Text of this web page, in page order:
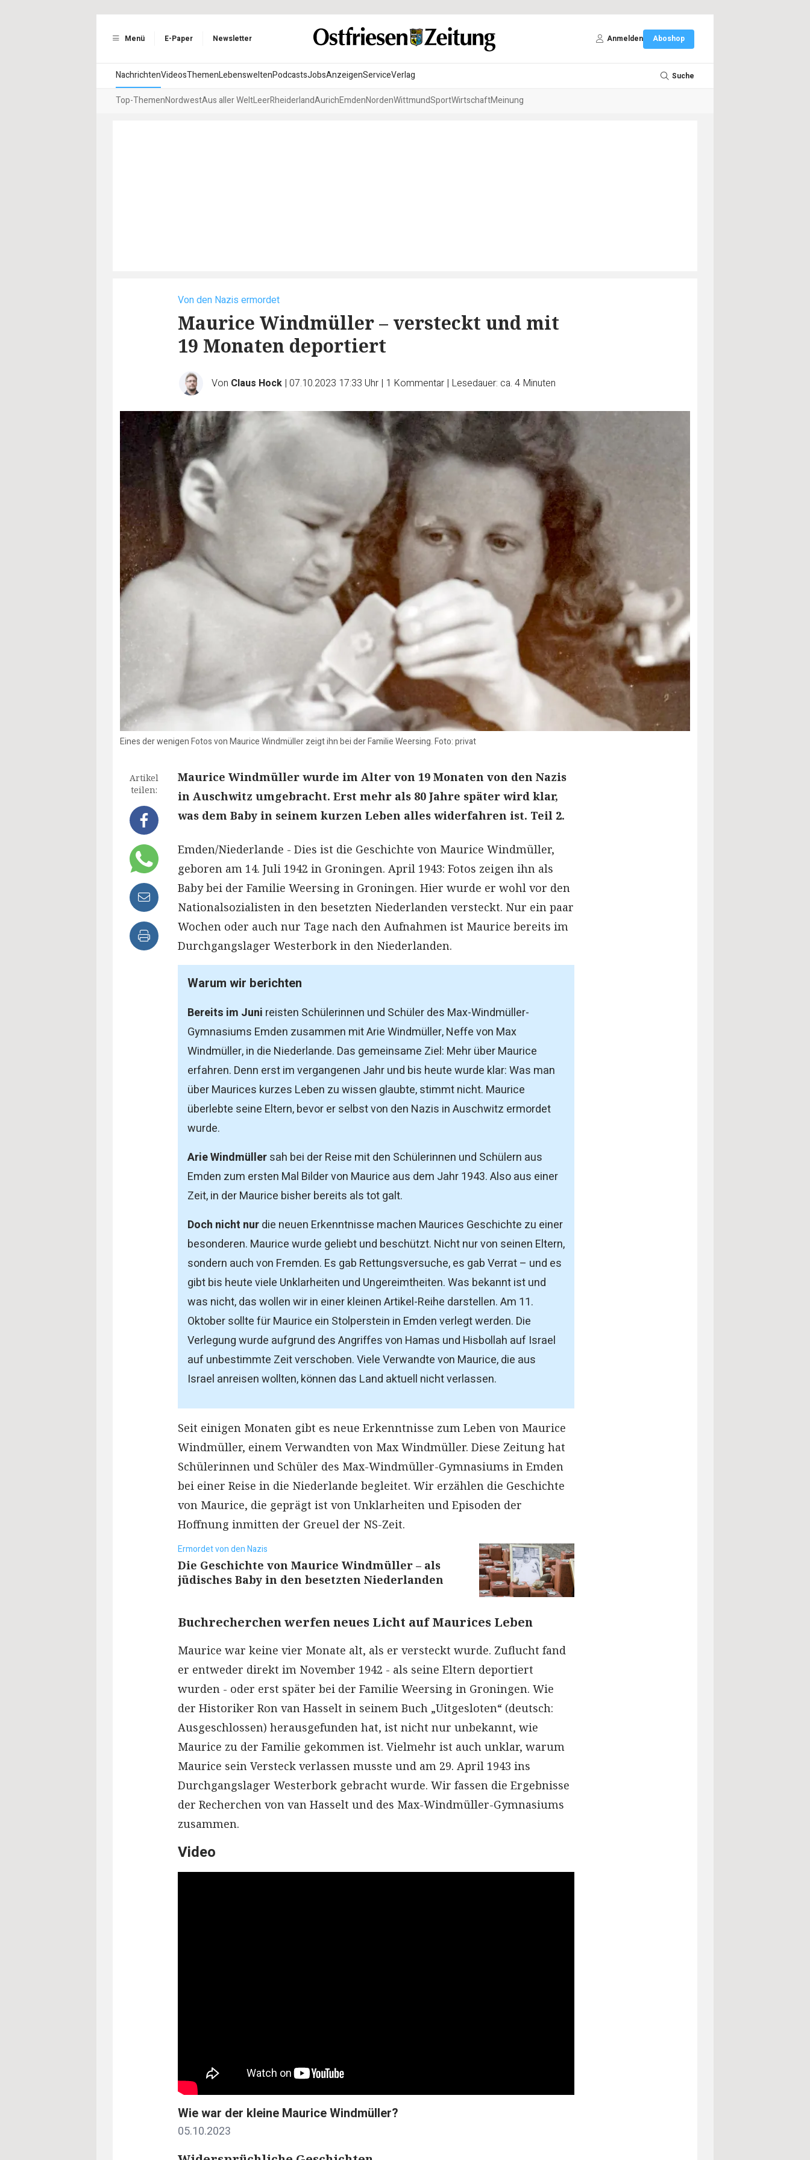
Menü E-Paper Newsletter Anmelden Aboshop
NachrichtenVideosThemenLebensweltenPodcastsJobsAnzeigenServiceVerlag Suche
Top-ThemenNordwestAus aller WeltLeerRheiderlandAurichEmdenNordenWittmundSportWirtschaftMeinung
Von den Nazis ermordet
Maurice Windmüller – versteckt und mit
19 Monaten deportiert
Von Claus Hock | 07.10.2023 17:33 Uhr | 1 Kommentar | Lesedauer: ca. 4 Minuten
Eines der wenigen Fotos von Maurice Windmüller zeigt ihn bei der Familie Weersing. Foto: privat
Artikel
teilen:
Maurice Windmüller wurde im Alter von 19 Monaten von den Nazis
in Auschwitz umgebracht. Erst mehr als 80 Jahre später wird klar,
was dem Baby in seinem kurzen Leben alles widerfahren ist. Teil 2.
Emden/Niederlande - Dies ist die Geschichte von Maurice Windmüller,
geboren am 14. Juli 1942 in Groningen. April 1943: Fotos zeigen ihn als
Baby bei der Familie Weersing in Groningen. Hier wurde er wohl vor den
Nationalsozialisten in den besetzten Niederlanden versteckt. Nur ein paar
Wochen oder auch nur Tage nach den Aufnahmen ist Maurice bereits im
Durchgangslager Westerbork in den Niederlanden.
Warum wir berichten
Bereits im Juni reisten Schülerinnen und Schüler des Max-Windmüller-
Gymnasiums Emden zusammen mit Arie Windmüller, Neffe von Max
Windmüller, in die Niederlande. Das gemeinsame Ziel: Mehr über Maurice
erfahren. Denn erst im vergangenen Jahr und bis heute wurde klar: Was man
über Maurices kurzes Leben zu wissen glaubte, stimmt nicht. Maurice
überlebte seine Eltern, bevor er selbst von den Nazis in Auschwitz ermordet
wurde.
Arie Windmüllersah bei der Reise mit den Schülerinnen und Schülern aus
Emden zum ersten Mal Bilder von Maurice aus dem Jahr 1943. Also aus einer
Zeit, in der Maurice bisher bereits als tot galt.
Doch nicht nurdie neuen Erkenntnisse machen Maurices Geschichte zu einer
besonderen. Maurice wurde geliebt und beschützt. Nicht nur von seinen Eltern,
sondern auch von Fremden. Es gab Rettungsversuche, es gab Verrat – und es
gibt bis heute viele Unklarheiten und Ungereimtheiten. Was bekannt ist und
was nicht, das wollen wir in einer kleinen Artikel-Reihe darstellen. Am 11.
Oktober sollte für Maurice ein Stolperstein in Emden verlegt werden. Die
Verlegung wurde aufgrund des Angriffes von Hamas und Hisbollah auf Israel
auf unbestimmte Zeit verschoben. Viele Verwandte von Maurice, die aus
Israel anreisen wollten, können das Land aktuell nicht verlassen.
Seit einigen Monaten gibt es neue Erkenntnisse zum Leben von Maurice
Windmüller, einem Verwandten von Max Windmüller. Diese Zeitung hat
Schülerinnen und Schüler des Max-Windmüller-Gymnasiums in Emden
bei einer Reise in die Niederlande begleitet. Wir erzählen die Geschichte
von Maurice, die geprägt ist von Unklarheiten und Episoden der
Hoffnung inmitten der Greuel der NS-Zeit.
Ermordet von den Nazis
Die Geschichte von Maurice Windmüller – als
jüdisches Baby in den besetzten Niederlanden
Buchrecherchen werfen neues Licht auf Maurices Leben
Maurice war keine vier Monate alt, als er versteckt wurde. Zuflucht fand
er entweder direkt im November 1942 - als seine Eltern deportiert
wurden - oder erst später bei der Familie Weersing in Groningen. Wie
der Historiker Ron van Hasselt in seinem Buch „Uitgesloten“ (deutsch:
Ausgeschlossen) herausgefunden hat, ist nicht nur unbekannt, wie
Maurice zu der Familie gekommen ist. Vielmehr ist auch unklar, warum
Maurice sein Versteck verlassen musste und am 29. April 1943 ins
Durchgangslager Westerbork gebracht wurde. Wir fassen die Ergebnisse
der Recherchen von van Hasselt und des Max-Windmüller-Gymnasiums
zusammen.
Video
Wie war der kleine Maurice Windmüller?
05.10.2023